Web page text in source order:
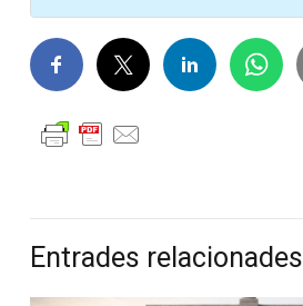
Entrades relacionades